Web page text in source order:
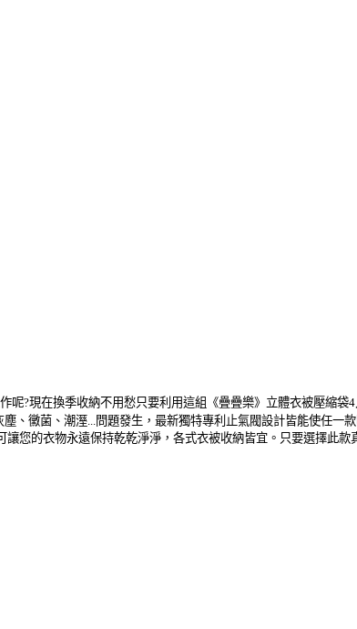
呢?現在換季收納不用愁只要利用這組《疊疊樂》立體衣被壓縮袋4
塵、黴菌、潮溼
問題發生，最新獨特專利止氣閥設計皆能使任一
您的衣物永遠保持乾乾淨淨，各式衣被收納皆宜。只要選擇此